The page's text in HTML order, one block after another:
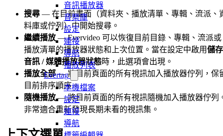
音訊播放器
音樂庫
設定
連接
導航
播放列表
Evertag
本機檔案
設定
連接
導航
搜尋 — 在目前畫面（資料夾、播放清單、專輯、流派、
料庫或佇列）中開始搜尋。
繼續播放 — Evervideo 可以恢復目前目錄、專輯、流派或
播放清單的播放器狀態和上次位置。當在設定中啟用儲存
音訊 / 媒體播放器狀態時，此選項會出現。
播放全部— 將目前頁面的所有視訊加入播放器佇列，保
目前排序順序。
隨機播放— 將目前頁面的所有視訊隨機加入播放器佇列
非常適合重新發現長期未看的視訊集。